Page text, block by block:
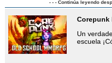
- - - Continúa leyendo
Corepunk
Un
escuela